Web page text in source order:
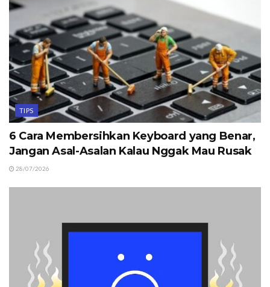
TIPS
6 Cara Membersihkan Keyboard yang Benar,
Jangan Asal-Asalan Kalau Nggak Mau Rusak
28/07/2026